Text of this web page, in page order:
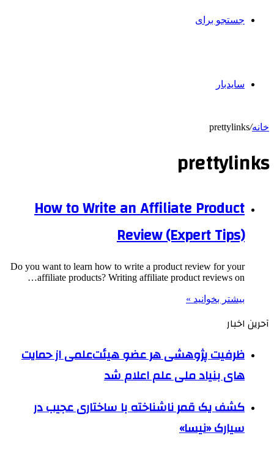
جستجو برای
سایدبار
خانه/
prettylinks
prettylinks
How to Write an Affiliate Product
Review (Expert Tips)
Do you want to learn how to write a product review for your
affiliate products? Writing affiliate product reviews on…
بیشتر بخوانید »
آحرین اخبار
ظرفیت پژوهشی هر عضو هیئت‌علمی از حمایت
های بنیاد ملی علم اعلام شد
کشف یک قمر ناشناخته با ساختاری عجیب در
سیارک «نیسا»